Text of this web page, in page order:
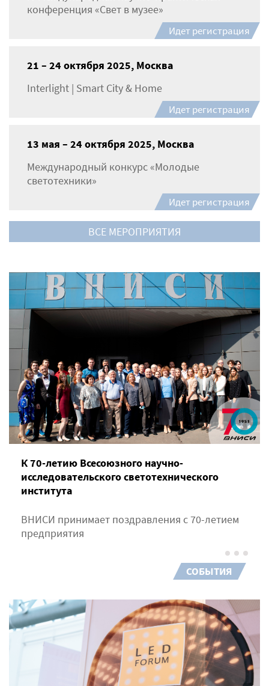
К 70-летию Всесоюзного научно-
исследовательского светотехнического
института
ВНИСИ принимает поздравления с 70-летием
предприятия
СОБЫТИЯ
конференция «Свет в музее»
Идет регистрация
21 – 24 октября 2025, Москва
Interlight | Smart City & Home
Идет регистрация
13 мая – 24 октября 2025, Москва
Международный конкурс «Молодые
светотехники»
Идет регистрация
ВСЕ МЕРОПРИЯТИЯ